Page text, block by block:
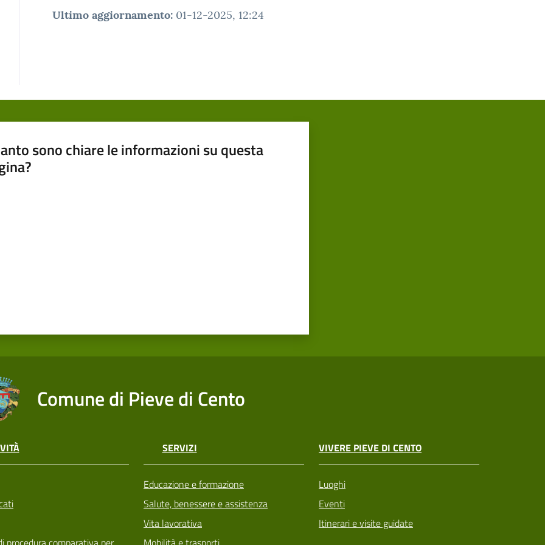
Ultimo aggiornamento: 01-12-2025, 12:24
sono chiare le informazioni su questa
Comune di Pieve di Cento
SERVIZI
Educazione e formazione
Salute, benessere e assistenza
Vita lavorativa
VIVERE PIEVE DI CENTO
Luoghi
Eventi
Itinerari e visite guidate